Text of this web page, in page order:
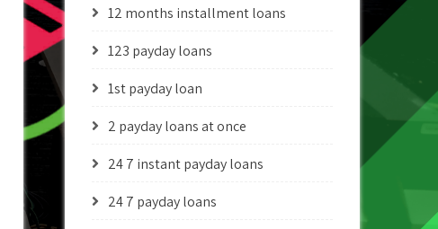
12 months installment loans
123 payday loans
1st payday loan
2 payday loans at once
24 7 instant payday loans
24 7 payday loans